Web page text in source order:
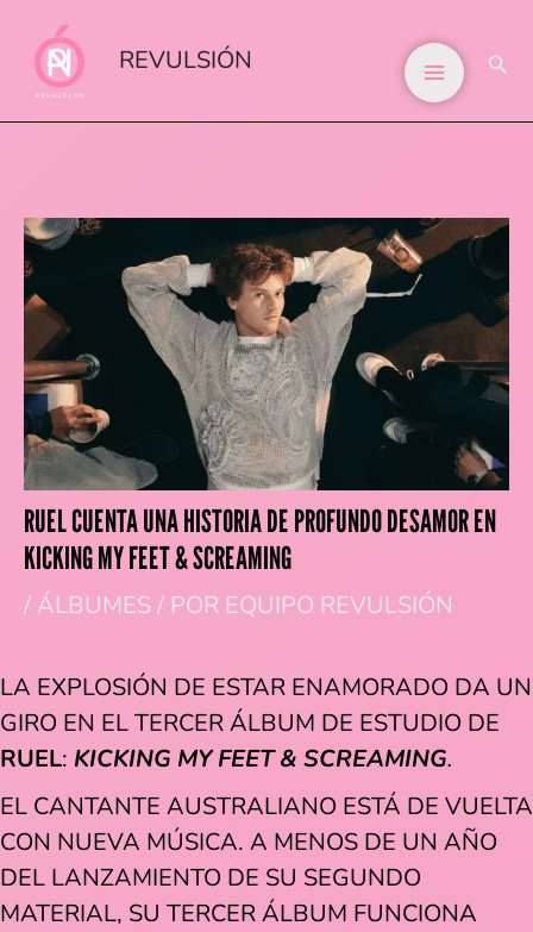
CONTENIDO
REVULSIÓN
RUEL CUENTA UNA HISTORIA DE PROFUNDO DESAMOR EN
KICKING MY FEET & SCREAMING
/ ÁLBUMES/ POR EQUIPO REVULSIÓN
LA EXPLOSIÓN DE ESTAR ENAMORADO DA UN
GIRO EN EL TERCER ÁLBUM DE ESTUDIO DE
RUEL: KICKING MY FEET & SCREAMING.
EL CANTANTE AUSTRALIANO ESTÁ DE VUELTA
CON NUEVA MÚSICA. A MENOS DE UN AÑO
DEL LANZAMIENTO DE SU SEGUNDO
MATERIAL, SU TERCER ÁLBUM FUNCIONA